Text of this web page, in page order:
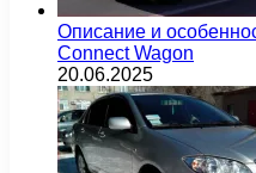
Описание и
Connect Wagon
20.06.2025